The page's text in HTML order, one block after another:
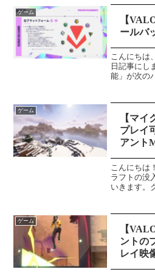
映像をもと
ゲーム
【
ールバ
こんにちは
日記事にし
能」が次の
こちら／ラ
ランク戦ロ
ゲーム
【マ
プレイ
アント
こんにちは
ラフトの没
いきます。
追加する
するMOD...
ゲーム
【
ントの
レイ映